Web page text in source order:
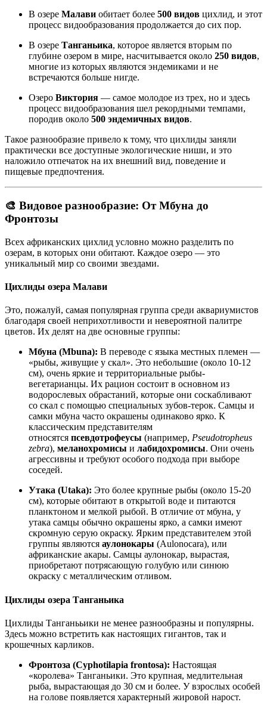
В озере Малави обитает более 500 видов цихлид, и этот
процесс видообразования продолжается до сих пор.
В озере Танганьика, которое является вторым по
глубине озером в мире, насчитывается около 250 видов,
многие из которых являются эндемиками и не
встречаются больше нигде.
Озеро Виктория — самое молодое из трех, но и здесь
процесс видообразования шел рекордными темпами,
породив около 500 эндемичных видов.
Такое разнообразие привело к тому, что цихлиды заняли
практически все доступные экологические ниши, и это
наложило отпечаток на их внешний вид, поведение и
пищевые предпочтения.
🎨 Видовое разнообразие: От Мбуна до
Фронтозы
Всех африканских цихлид условно можно разделить по
озерам, в которых они обитают. Каждое озеро — это
уникальный мир со своими звездами.
Цихлиды озера Малави
Это, пожалуй, самая популярная группа среди аквариумистов
благодаря своей неприхотливости и невероятной палитре
цветов. Их делят на две основные группы:
Мбуна (Mbuna): В переводе с языка местных племен —
«рыбы, живущие у скал». Это небольшие (около 10-12
см), очень яркие и территориальные рыбы-
вегетарианцы. Их рацион состоит в основном из
водорослевых обрастаний, которые они соскабливают
со скал с помощью специальных зубов-терок. Самцы и
самки мбуна часто окрашены одинаково ярко. К
классическим представителям
относятся псевдотрофеусы (например, Pseudotropheus
zebra), меланохромисы и лабидохромисы. Они очень
агрессивны и требуют особого подхода при выборе
соседей.
Утака (Utaka): Это более крупные рыбы (около 15-20
см), которые обитают в открытой воде и питаются
планктоном и мелкой рыбой. В отличие от мбуна, у
утака самцы обычно окрашены ярко, а самки имеют
скромную серую окраску. Ярким представителем этой
группы являются аулонокары (Aulonocara), или
африканские акары. Самцы аулонокар, вырастая,
приобретают потрясающую голубую или синюю
окраску с металлическим отливом.
Цихлиды озера Танганьика
Цихлиды Танганььики не менее разнообразны и популярны.
Здесь можно встретить как настоящих гигантов, так и
крошечных карликов.
Фронтоза (Cyphotilapia frontosa): Настоящая
«королева» Танганьики. Это крупная, медлительная
рыба, вырастающая до 30 см и более. У взрослых особей
на голове появляется характерный жировой нарост.